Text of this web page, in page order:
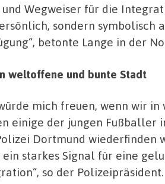
Wegweiser für die
sondern symbolisch
betonte Lange in der
weltoffene und bunte Stadt
mich freuen, wenn wir in
einige der jungen Fußballer
Dortmund wiederfinden
starkes Signal für eine
so der Polizeipräsident.